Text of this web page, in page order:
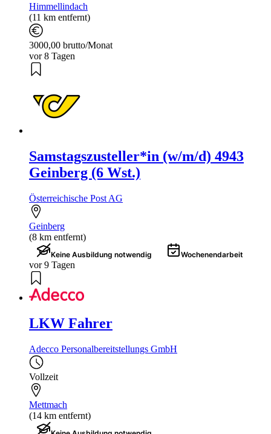
Himmellindach
(11 km entfernt)
3000,00 brutto/Monat
vor 8 Tagen
Samstagszusteller*in (w/m/d) 4943
Geinberg (6 Wst.)
Österreichische Post AG
Geinberg
(8 km entfernt)
Keine Ausbildung notwendig Wochenendarbeit
vor 9 Tagen
LKW Fahrer
Adecco Personalbereitstellungs GmbH
Vollzeit
Mettmach
(14 km entfernt)